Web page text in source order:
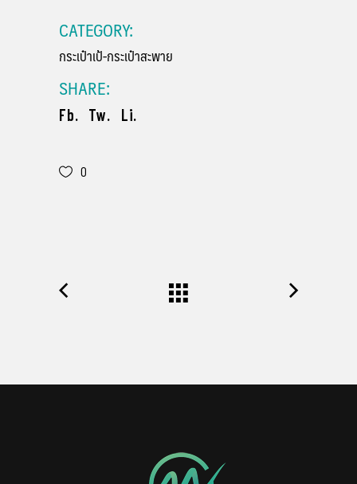
CATEGORY:
กระเป๋าเป้-กระเป๋าสะพาย
SHARE:
Fb. Tw. Li.
0